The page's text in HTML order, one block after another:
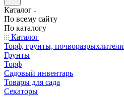
Каталог
По всему сайту
По каталогу
Каталог
Торф, грунты, почворазрыхлители
Грунты
Торф
Садовый инвентарь
Товары для сада
Секаторы